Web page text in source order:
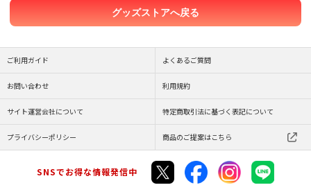
グッズストアへ戻る
ご利用ガイド よくあるご質問
お問い合わせ 利用規約
サイト運営会社について 特定商取引法に基づく表記について
プライバシーポリシー 商品のご提案はこちら
SNSでお得な情報発信中